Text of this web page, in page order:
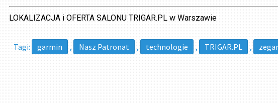
LOKALIZACJA i OFERTA SALONU TRIGAR.PL w Warszawie
Tagi: garmin , Nasz Patronat , technologie , TRIGAR.PL ,